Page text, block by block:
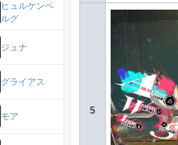
5
ヒュルケンベ
ルグ
ジュナ
グライアス
モア